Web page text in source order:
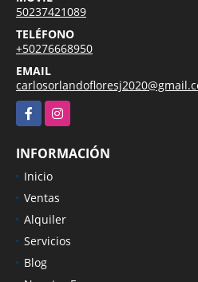
50237421089
TELÉFONO
+50276668950
EMAIL
FacebookInstagram
INFORMACIÓN
Inicio
Ventas
Alquiler
Servicios
Blog